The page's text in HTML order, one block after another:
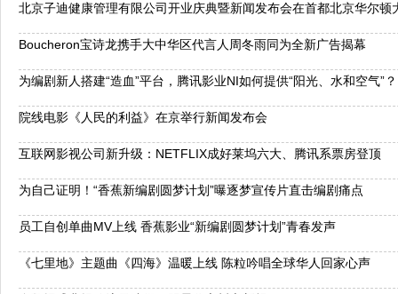
北京子迪健康管理有限公司开业庆典暨新闻发布会在首都北京华尔顿
Boucheron宝诗龙携手大中华区代言人周冬雨同为全新广告揭幕
为编剧新人搭建“造血”平台，腾讯影业NI如何提供“阳光、水和空气”？
院线电影《人民的利益》在京举行新闻发布会
互联网影视公司新升级：NETFLIX成好莱坞六大、腾讯系票房登顶
为自己证明！“香蕉新编剧圆梦计划”曝逐梦宣传片直击编剧痛点
员工自创单曲MV上线 香蕉影业“新编剧圆梦计划”青春发声
《七里地》主题曲《四海》温暖上线 陈粒吟唱全球华人回家心声